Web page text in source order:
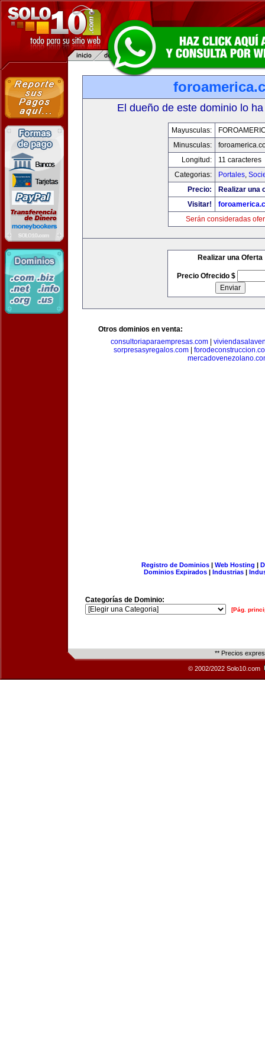
El dueño de este dominio lo
Mayusculas:
Minusculas:
Longitud:
11 caracteres
Categorias:
Portales,
Precio:
Realizar una
Visitar!
Serán consideradas
Realizar una Oferta
Precio Ofrecido $
Otros dominios en venta:
consultoriaparaempresas.com|
sorpresasyregalos.com|
Registro de Dominios| Web Hosting |
Dominios Expirados | Industrias |
Categorías de Dominio:
[Pág.
** Precios
© 2002/2022 Solo10.com